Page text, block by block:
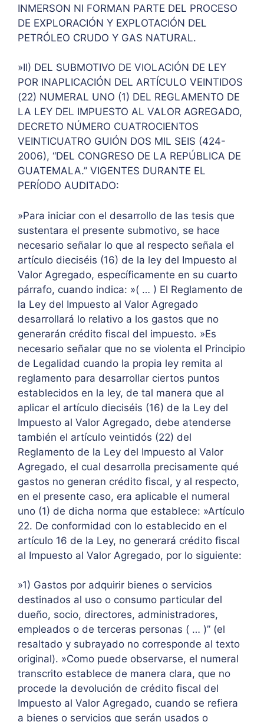
INMERSON NI FORMAN PARTE DEL PROCESO
DE EXPLORACIÓN Y EXPLOTACIÓN DEL
PETRÓLEO CRUDO Y GAS NATURAL.
»II) DEL SUBMOTIVO DE VIOLACIÓN DE LEY
POR INAPLICACIÓN DEL ARTÍCULO VEINTIDOS
(22) NUMERAL UNO (1) DEL REGLAMENTO DE
LA LEY DEL IMPUESTO AL VALOR AGREGADO,
DECRETO NÚMERO CUATROCIENTOS
VEINTICUATRO GUIÓN DOS MIL SEIS (424-
2006), “DEL CONGRESO DE LA REPÚBLICA DE
GUATEMALA.” VIGENTES DURANTE EL
PERÍODO AUDITADO:
»Para iniciar con el desarrollo de las tesis que
sustentara el presente submotivo, se hace
necesario señalar lo que al respecto señala el
artículo dieciséis (16) de la ley del Impuesto al
Valor Agregado, específicamente en su cuarto
párrafo, cuando indica: »( … ) El Reglamento de
la Ley del Impuesto al Valor Agregado
desarrollará lo relativo a los gastos que no
generarán crédito fiscal del impuesto. »Es
necesario señalar que no se violenta el Principio
de Legalidad cuando la propia ley remita al
reglamento para desarrollar ciertos puntos
establecidos en la ley, de tal manera que al
aplicar el artículo dieciséis (16) de la Ley del
Impuesto al Valor Agregado, debe atenderse
también el artículo veintidós (22) del
Reglamento de la Ley del Impuesto al Valor
Agregado, el cual desarrolla precisamente qué
gastos no generan crédito fiscal, y al respecto,
en el presente caso, era aplicable el numeral
uno (1) de dicha norma que establece: »Artículo
22. De conformidad con lo establecido en el
artículo 16 de la Ley, no generará crédito fiscal
al Impuesto al Valor Agregado, por lo siguiente:
»1) Gastos por adquirir bienes o servicios
destinados al uso o consumo particular del
dueño, socio, directores, administradores,
empleados o de terceras personas ( … )” (el
resaltado y subrayado no corresponde al texto
original). »Como puede observarse, el numeral
transcrito establece de manera clara, que no
procede la devolución de crédito fiscal del
Impuesto al Valor Agregado, cuando se refiera
a bienes o servicios que serán usados o